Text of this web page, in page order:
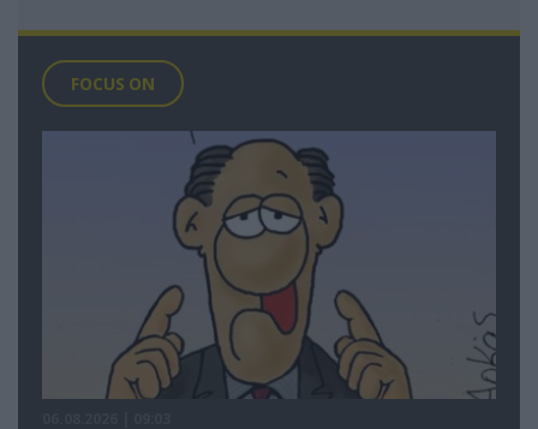
FOCUS ON